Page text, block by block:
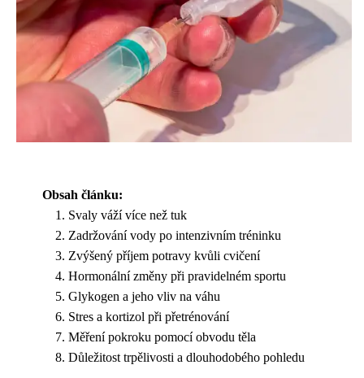
Obsah článku:
Svaly váží více než tuk
Zadržování vody po intenzivním tréninku
Zvýšený příjem potravy kvůli cvičení
Hormonální změny při pravidelném sportu
Glykogen a jeho vliv na váhu
Stres a kortizol při přetrénování
Měření pokroku pomocí obvodu těla
Důležitost trpělivosti a dlouhodobého pohledu